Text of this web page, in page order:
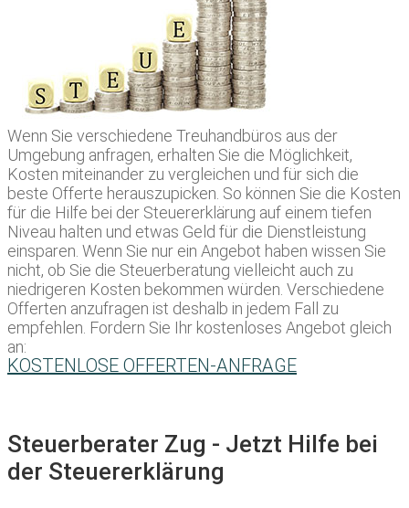
Wenn Sie verschiedene Treuhandbüros aus der
Umgebung anfragen, erhalten Sie die Möglichkeit,
Kosten miteinander zu vergleichen und für sich die
beste Offerte herauszupicken. So können Sie die Kosten
für die Hilfe bei der Steuererklärung auf einem tiefen
Niveau halten und etwas Geld für die Dienstleistung
einsparen. Wenn Sie nur ein Angebot haben wissen Sie
nicht, ob Sie die Steuerberatung vielleicht auch zu
niedrigeren Kosten bekommen würden. Verschiedene
Offerten anzufragen ist deshalb in jedem Fall zu
empfehlen. Fordern Sie Ihr kostenloses Angebot gleich
an:
KOSTENLOSE OFFERTEN-ANFRAGE
Steuerberater Zug - Jetzt Hilfe bei
der Steuererklärung